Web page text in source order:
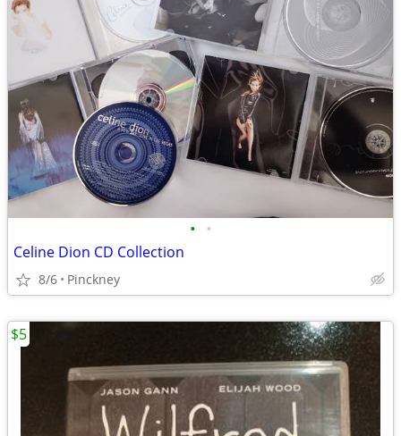
• •
Celine Dion CD Collection
8/6 Pinckney
$5